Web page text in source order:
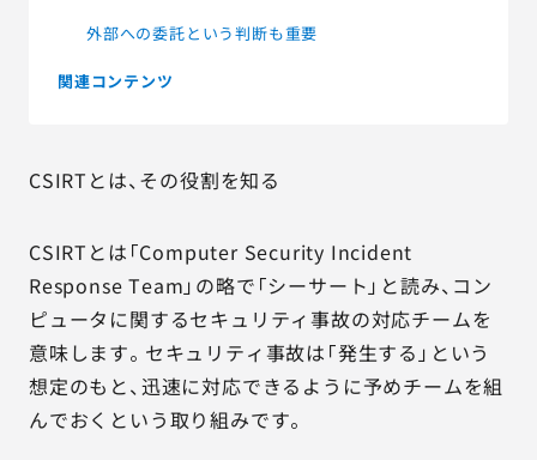
外部への委託という判断も重要
関連コンテンツ
CSIRTとは、その役割を知る
CSIRTとは「Computer Security Incident
Response Team」の略で「シーサート」と読み、コン
ピュータに関するセキュリティ事故の対応チームを
意味します。セキュリティ事故は「発生する」という
想定のもと、迅速に対応できるように予めチームを組
んでおくという取り組みです。